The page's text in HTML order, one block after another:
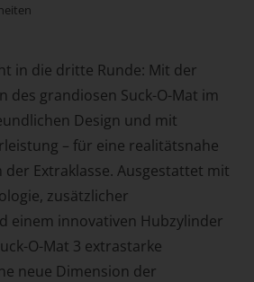
in die dritte Runde: Mit der
des grandiosen Suck-O-Mat im
Design und mit
– für eine realitätsnahe
der Extraklasse. Ausgestattet mit
zusätzlicher
einem innovativen Hubzylinder
O-Mat 3 extrastarke
neue Dimension der